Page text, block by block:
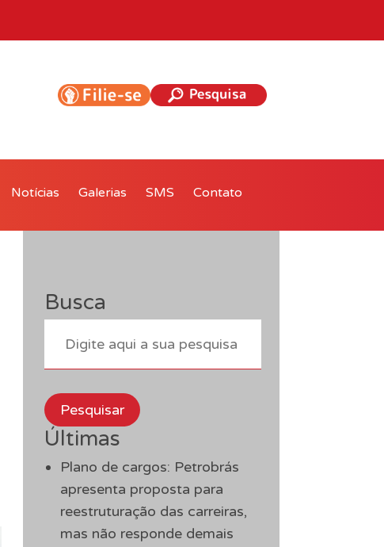
Notícias Galerias SMS Contato
Busca
Pesquisar
Últimas
Plano de cargos: Petrobrás
apresenta proposta para
reestruturação das carreiras,
mas não responde demais